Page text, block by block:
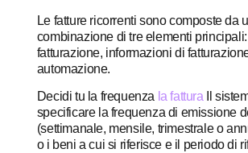
Le fatture ricorrenti sono composte da
combinazione di tre elementi
fatturazione, informazioni di
automazione.
Decidi tu la frequenza la fattura Il
specificare la frequenza di emissione
(settimanale, mensile, trimestrale o
o i beni a cui si riferisce e il periodo di